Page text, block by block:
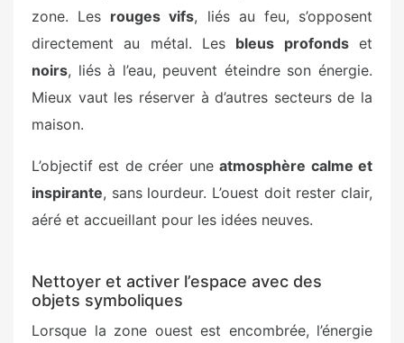
zone. Les rouges vifs, liés au feu, s’opposent
directement au métal. Les bleus profondset
noirs, liés à l’eau, peuvent éteindre son énergie.
Mieux vaut les réserver à d’autres secteurs de la
maison.
L’objectif est de créer uneatmosphère calme et
inspirante, sans lourdeur. L’ouest doit rester clair,
aéré et accueillant pour les idées neuves.
Nettoyer et activer l’espace avec des
objets symboliques
Lorsque la zone ouest est encombrée, l’énergie